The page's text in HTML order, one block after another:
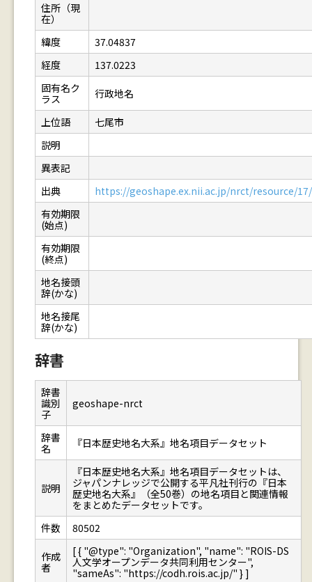
住所（現
在）
緯度
37.04837
経度
137.0223
固有名ク
ラス
行政地名
上位語
七尾市
説明
異表記
出典
https://geoshape.ex.nii.ac.jp/nrct/resource/
有効期限
(始点)
有効期限
(終点)
地名接頭
辞(かな)
地名接尾
辞(かな)
辞書
辞書
識別
子
geoshape-nrct
辞書
名
『日本歴史地名大系』地名項目データセット
説明
『日本歴史地名大系』地名項目データセットは、
ジャパンナレッジで公開する平凡社刊行の『日本
歴史地名大系』（全50巻）の地名項目と関連情報
をまとめたデータセットです。
件数
80502
作成
者
[ { "@type": "Organization", "name": "ROIS-DS
人文学オープンデータ共同利用センター",
"sameAs": "https://codh.rois.ac.jp/" } ]